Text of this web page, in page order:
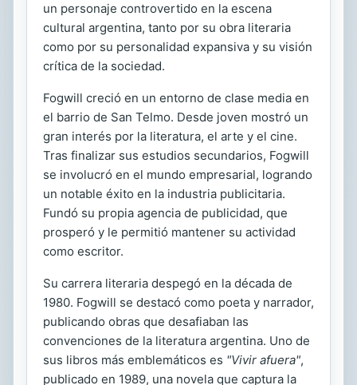
un personaje controvertido en la escena
cultural argentina, tanto por su obra literaria
como por su personalidad expansiva y su visión
crítica de la sociedad.
Fogwill creció en un entorno de clase media en
el barrio de San Telmo. Desde joven mostró un
gran interés por la literatura, el arte y el cine.
Tras finalizar sus estudios secundarios, Fogwill
se involucró en el mundo empresarial, logrando
un notable éxito en la industria publicitaria.
Fundó su propia agencia de publicidad, que
prosperó y le permitió mantener su actividad
como escritor.
Su carrera literaria despegó en la década de
1980. Fogwill se destacó como poeta y narrador,
publicando obras que desafiaban las
convenciones de la literatura argentina. Uno de
sus libros más emblemáticos es "Vivir afuera",
publicado en 1989, una novela que captura la